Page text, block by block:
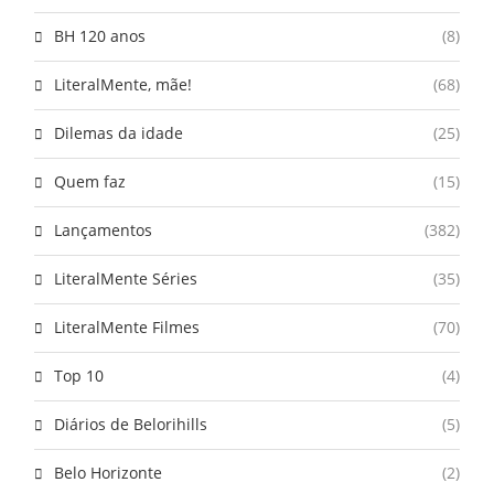
BH 120 anos (8)
LiteralMente, mãe! (68)
Dilemas da idade (25)
Quem faz (15)
Lançamentos (382)
LiteralMente Séries (35)
LiteralMente Filmes (70)
Top 10 (4)
Diários de Belorihills (5)
Belo Horizonte (2)